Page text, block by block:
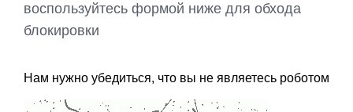
воспользуйтесь формой ниже для обхода
блокировки
Нам нужно убедиться, что вы не являетесь роботом